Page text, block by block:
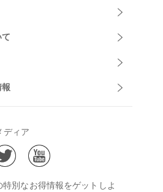
て
づく表示
いて
別なお得情報をゲットしよ
ディア